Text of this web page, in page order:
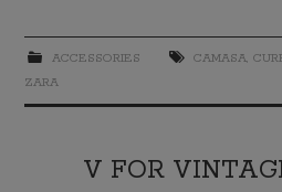
ACCESSORIES CAMASA,
ZARA
V FOR